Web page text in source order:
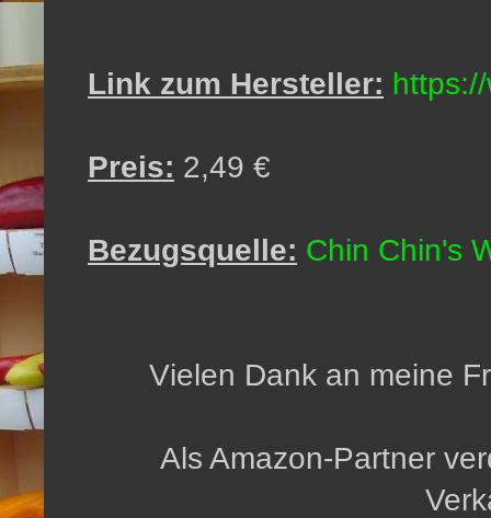
Link zum Hersteller:
Preis: 2,49 €
Bezugsquelle: Chin Chin's
Vielen Dank an meine
Als Amazon-Partner